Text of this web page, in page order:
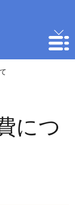
につ